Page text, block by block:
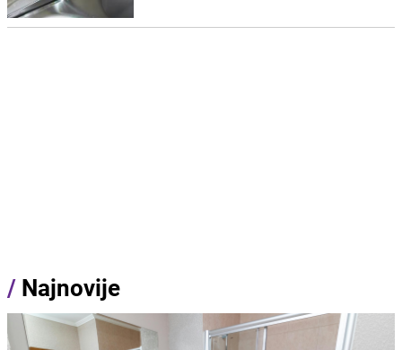
/ Najnovije